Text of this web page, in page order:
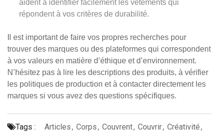
aident à identifier facilement les vêtements qui
répondent à vos critères de durabilité.
Il est important de faire vos propres recherches pour
trouver des marques ou des plateformes qui correspondent
à vos valeurs en matière d’éthique et d’environnement.
N’hésitez pas à lire les descriptions des produits, à vérifier
les politiques de production et à contacter directement les
marques si vous avez des questions spécifiques.
Tags : Articles, Corps, Couvrent, Couvrir, Créativité,